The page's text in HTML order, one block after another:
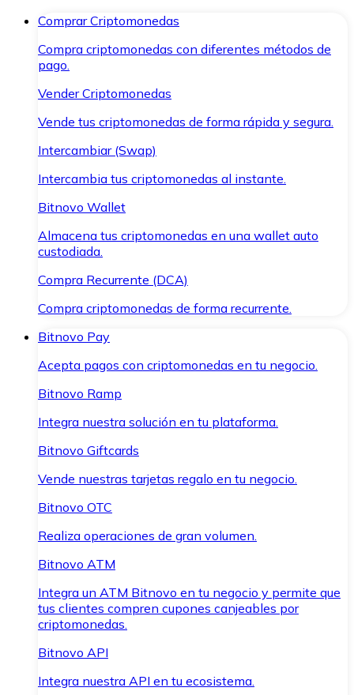
Comprar Criptomonedas
Compra criptomonedas con diferentes métodos de
pago.
Vender Criptomonedas
Vende tus criptomonedas de forma rápida y segura.
Intercambiar (Swap)
Intercambia tus criptomonedas al instante.
Bitnovo Wallet
Almacena tus criptomonedas en una wallet auto
custodiada.
Compra Recurrente (DCA)
Compra criptomonedas de forma recurrente.
Bitnovo Pay
Acepta pagos con criptomonedas en tu negocio.
Bitnovo Ramp
Integra nuestra solución en tu plataforma.
Bitnovo Giftcards
Vende nuestras tarjetas regalo en tu negocio.
Bitnovo OTC
Realiza operaciones de gran volumen.
Bitnovo ATM
Integra un ATM Bitnovo en tu negocio y permite que
tus clientes compren cupones canjeables por
criptomonedas.
Bitnovo API
Integra nuestra API en tu ecosistema.